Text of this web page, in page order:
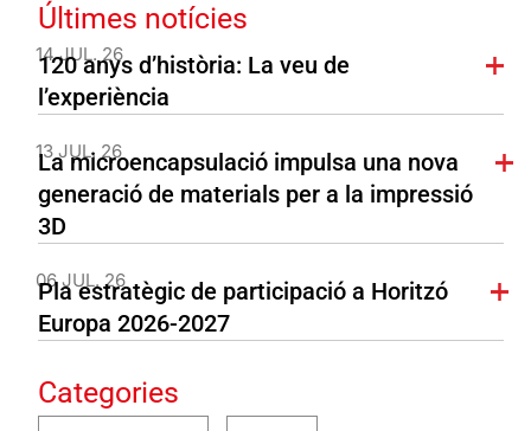
Últimes notícies
14 JUL. 26
120 anys d’història: La veu de
l’experiència
13 JUL. 26
La microencapsulació impulsa una nova
generació de materials per a la impressió
3D
06 JUL. 26
Pla estratègic de participació a Horitzó
Europa 2026-2027
Categories